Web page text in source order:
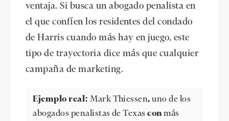
ventaja. Si busca un abogado penalista en
el que confíen los residentes del condado
de Harris cuando más hay en juego, este
tipo de trayectoria dice más que cualquier
campaña de marketing.
Ejemplo real:Mark Thiessen,uno de los
abogados penalistas de Texas conmás